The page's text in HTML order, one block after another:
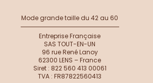
Mode grande taille du 42 au 60
Entreprise Française
SAS TOUT-EN-UN
96 rue René Lanoy
62300 LENS – France
Siret : 822 560 413 00061
TVA : FR87822560413